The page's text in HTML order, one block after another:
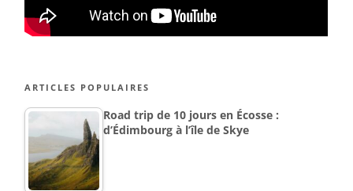
ARTICLES POPULAIRES
Road trip de 10 jours en Écosse :
d’Édimbourg à l’île de Skye